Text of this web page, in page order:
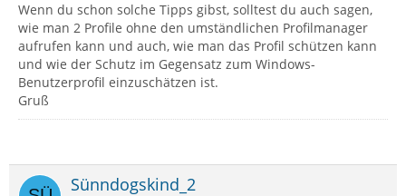
Wenn du schon solche Tipps gibst, solltest du auch sagen,
wie man 2 Profile ohne den umständlichen Profilmanager
aufrufen kann und auch, wie man das Profil schützen kann
und wie der Schutz im Gegensatz zum Windows-
Benutzerprofil einzuschätzen ist.
Gruß
Sünndogskind_2